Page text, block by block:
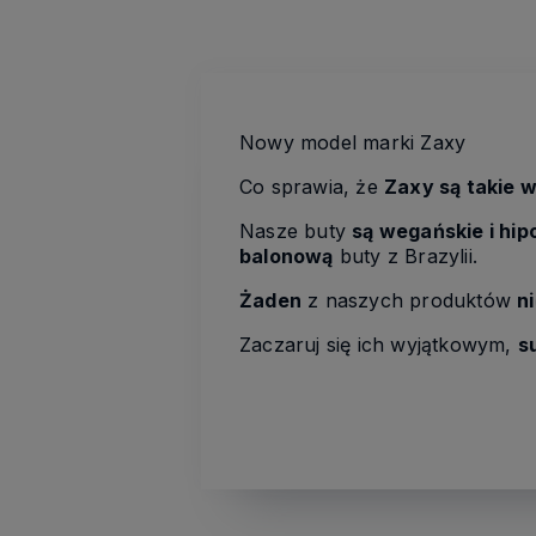
Nowy model marki Zaxy
Co sprawia, że Zaxy są takie
Nasze buty są wegańskie i
balonową buty z Brazylii.
Żaden z naszych produktów
Zaczaruj się ich wyjątkowym,